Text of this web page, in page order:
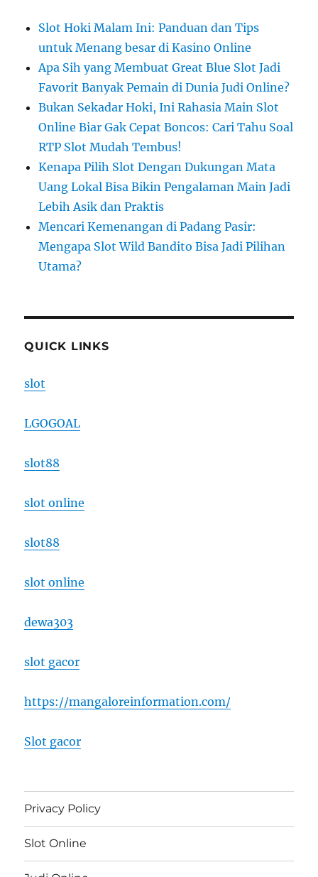
Slot Hoki Malam Ini: Panduan dan Tips
untuk Menang besar di Kasino Online
Apa Sih yang Membuat Great Blue Slot Jadi
Favorit Banyak Pemain di Dunia Judi Online?
Bukan Sekadar Hoki, Ini Rahasia Main Slot
Online Biar Gak Cepat Boncos: Cari Tahu Soal
RTP Slot Mudah Tembus!
Kenapa Pilih Slot Dengan Dukungan Mata
Uang Lokal Bisa Bikin Pengalaman Main Jadi
Lebih Asik dan Praktis
Mencari Kemenangan di Padang Pasir:
Mengapa Slot Wild Bandito Bisa Jadi Pilihan
Utama?
QUICK LINKS
slot
LGOGOAL
slot88
slot online
slot88
slot online
dewa303
slot gacor
https://mangaloreinformation.com/
Slot gacor
Privacy Policy
Slot Online